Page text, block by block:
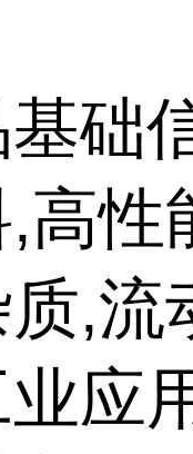
基础
,高性
,流
应